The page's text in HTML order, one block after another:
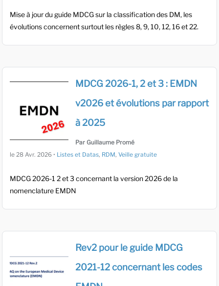
Mise à jour du guide MDCG sur la classification des DM, les
évolutions concernent surtout les règles 8, 9, 10, 12, 16 et 22.
MDCG 2026-1, 2 et 3 : EMDN
v2026 et évolutions par rapport
à 2025
Par Guillaume Promé
le 28 Avr. 2026 • Listes et Datas, RDM, Veille gratuite
MDCG 2026-1 2 et 3 concernant la version 2026 de la
nomenclature EMDN
Rev2 pour le guide MDCG
2021-12 concernant les codes